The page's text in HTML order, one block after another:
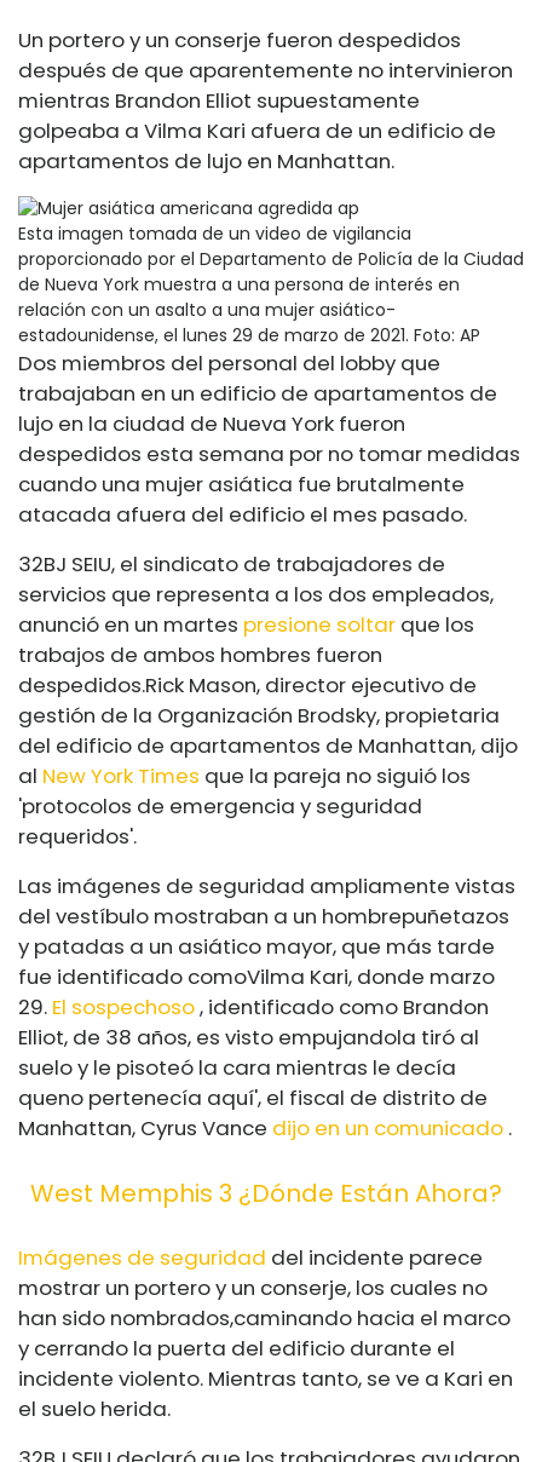
Un portero y un conserje fueron despedidos
después de que aparentemente no intervinieron
mientras Brandon Elliot supuestamente
golpeaba a Vilma Kari afuera de un edificio de
apartamentos de lujo en Manhattan.
Esta imagen tomada de un video de vigilancia
proporcionado por el Departamento de Policía de la Ciudad
de Nueva York muestra a una persona de interés en
relación con un asalto a una mujer asiático-
estadounidense, el lunes 29 de marzo de 2021. Foto: AP
Dos miembros del personal del lobby que
trabajaban en un edificio de apartamentos de
lujo en la ciudad de Nueva York fueron
despedidos esta semana por no tomar medidas
cuando una mujer asiática fue brutalmente
atacada afuera del edificio el mes pasado.
32BJ SEIU, el sindicato de trabajadores de
servicios que representa a los dos empleados,
anunció en un martes presione soltar que los
trabajos de ambos hombres fueron
despedidos.Rick Mason, director ejecutivo de
gestión de la Organización Brodsky, propietaria
del edificio de apartamentos de Manhattan, dijo
al New York Times que la pareja no siguió los
'protocolos de emergencia y seguridad
requeridos'.
Las imágenes de seguridad ampliamente vistas
del vestíbulo mostraban a un hombrepuñetazos
y patadas a un asiático mayor, que más tarde
fue identificado comoVilma Kari, donde marzo
29. El sospechoso, identificado como Brandon
Elliot, de 38 años, es visto empujandola tiró al
suelo y le pisoteó la cara mientras le decía
queno pertenecía aquí', el fiscal de distrito de
Manhattan, Cyrus Vance dijo en un comunicado .
West Memphis 3 ¿Dónde Están Ahora?
Imágenes de seguridad del incidente parece
mostrar un portero y un conserje, los cuales no
han sido nombrados,caminando hacia el marco
y cerrando la puerta del edificio durante el
incidente violento. Mientras tanto, se ve a Kari en
el suelo herida.